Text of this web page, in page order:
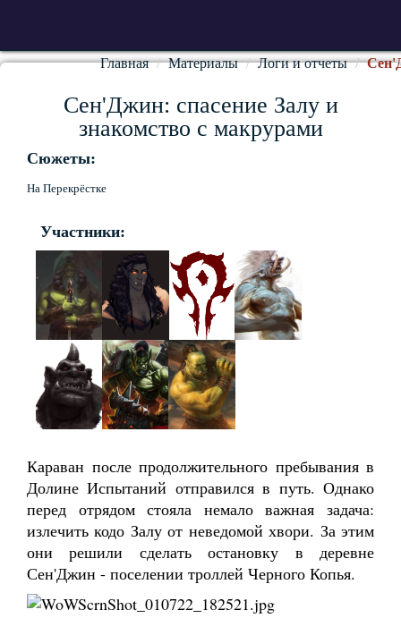
Главная Материалы Логи и отчеты
Сен'Джин: спасение Залу и
знакомство с макрурами
Сюжеты:
На Перекрёстке
Участники:
Караван после продолжительного пребывания в
Долине Испытаний отправился в путь. Однако
перед отрядом стояла немало важная задача:
излечить кодо Залу от неведомой хвори. За этим
они решили сделать остановку в деревне
Сен'Джин - поселении троллей Черного Копья.